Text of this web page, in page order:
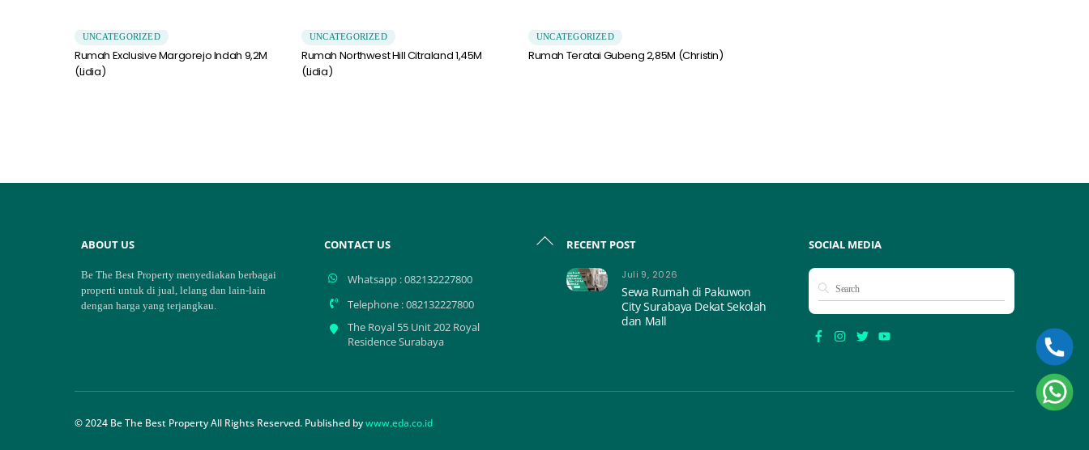
UNCATEGORIZED
Rumah Exclusive Margorejo Indah 9,2M
(Lidia)
UNCATEGORIZED
Rumah Northwest Hill Citraland 1,45M
(Lidia)
UNCATEGORIZED
Rumah Teratai Gubeng 2,85M (Christin)
To
ABOUT US
Be The Best Property menyediakan berbagai
properti untuk di jual, lelang dan lain-lain
dengan harga yang terjangkau.
CONTACT US
Whatsapp : 082132227800
Telephone : 082132227800
The Royal 55 Unit 202 Royal
Residence Surabaya
RECENT POST
Juli 9, 2026
Sewa Rumah di Pakuwon
City Surabaya Dekat Sekolah
dan Mall
SOCIAL MEDIA
© 2024 Be The Best Property All Rights Reserved. Published bywww.eda.co.id